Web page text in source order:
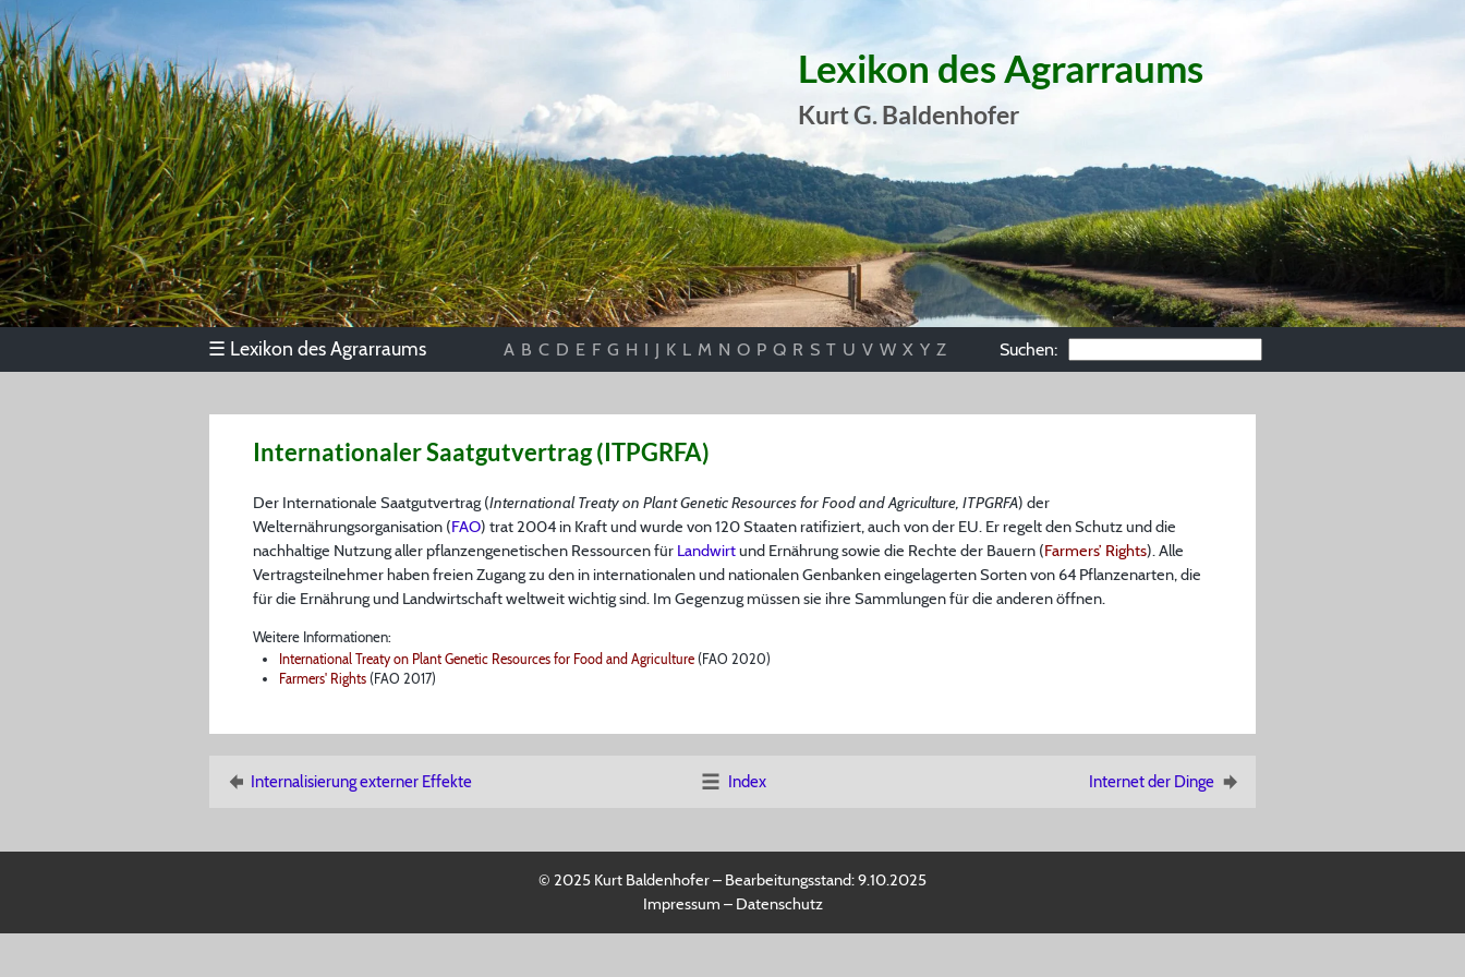
Lexikon des Agrarraums
Kurt G. Baldenhofer
☰ Lexikon des Agrarraums A B C D E F G H I J K L M N O P Q R S T U V W X Y Z Suchen:
Internationaler Saatgutvertrag (ITPGRFA)
Der Internationale Saatgutvertrag (International Treaty on Plant Genetic Resources for Food and Agriculture, ITPGRFA) der
Welternährungsorganisation (FAO) trat 2004 in Kraft und wurde von 120 Staaten ratifiziert, auch von der EU. Er regelt den Schutz und die
nachhaltige Nutzung aller pflanzengenetischen Ressourcen für Landwirtund Ernährung sowie die Rechte der Bauern (Farmers’ Rights). Alle
Vertragsteilnehmer haben freien Zugang zu den in internationalen und nationalen Genbanken eingelagerten Sorten von 64 Pflanzenarten, die
für die Ernährung und Landwirtschaft weltweit wichtig sind. Im Gegenzug müssen sie ihre Sammlungen für die anderen öffnen.
Weitere Informationen:
International Treaty on Plant Genetic Resources for Food and Agriculture (FAO 2020)
Farmers' Rights (FAO 2017)
Internalisierung externer Effekte Index Internet der Dinge
© 2025 Kurt Baldenhofer – Bearbeitungsstand:9.10.2025
Impressum – Datenschutz